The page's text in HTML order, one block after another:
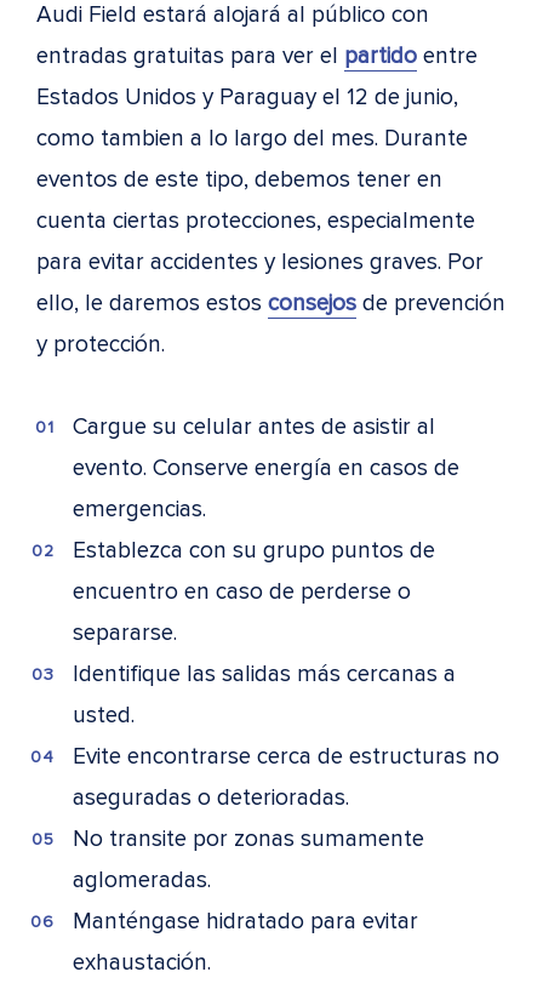
Audi Field estará alojará al público con
entradas gratuitas para ver el partido entre
Estados Unidos y Paraguay el 12 de junio,
como tambien a lo largo del mes. Durante
eventos de este tipo, debemos tener en
cuenta ciertas protecciones, especialmente
para evitar accidentes y lesiones graves. Por
ello, le daremos estos consejos de prevención
y protección.
Cargue su celular antes de asistir al
evento. Conserve energía en casos de
emergencias.
Establezca con su grupo puntos de
encuentro en caso de perderse o
separarse.
Identifique las salidas más cercanas a
usted.
Evite encontrarse cerca de estructuras no
aseguradas o deterioradas.
No transite por zonas sumamente
aglomeradas.
Manténgase hidratado para evitar
exhaustación.